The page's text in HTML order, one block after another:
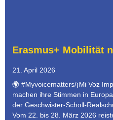
Erasmus+ Mobilität
21. April 2026
🌍 #Myvoicematters/¡Mi Voz
machen ihre Stimmen in
der Geschwister-Scholl-
Vom 22. bis 28. März 2026